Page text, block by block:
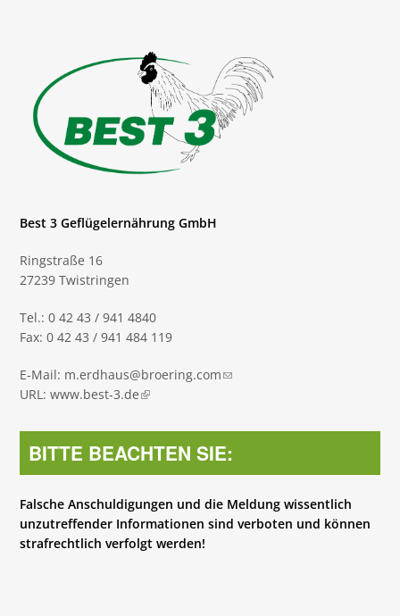
Best 3 Geflügelernährung GmbH
Ringstraße 16
27239 Twistringen
Tel.: 0 42 43 / 941 4840
Fax: 0 42 43 / 941 484 119
E-Mail: m.erdhaus@broering.com(link sends e-mail)
URL:www.best-3.de(link is external)
BITTE BEACHTEN SIE:
Falsche Anschuldigungen und die Meldung wissentlich
unzutreffender Informationen sind verboten und können
strafrechtlich verfolgt werden!